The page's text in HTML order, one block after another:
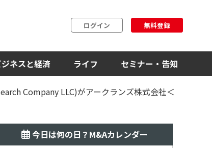
ログイン 無料登録
ジネスと経済 ライフ セミナー・告知
Company LLC)がアークランズ株式会社＜
今日は何の日？M&Aカレンダー